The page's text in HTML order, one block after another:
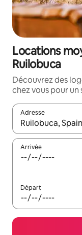
Locations
Ruilobuca
Découvrez des
chez vous pour un
Adresse
Lorsque les
Arrivée
Départ